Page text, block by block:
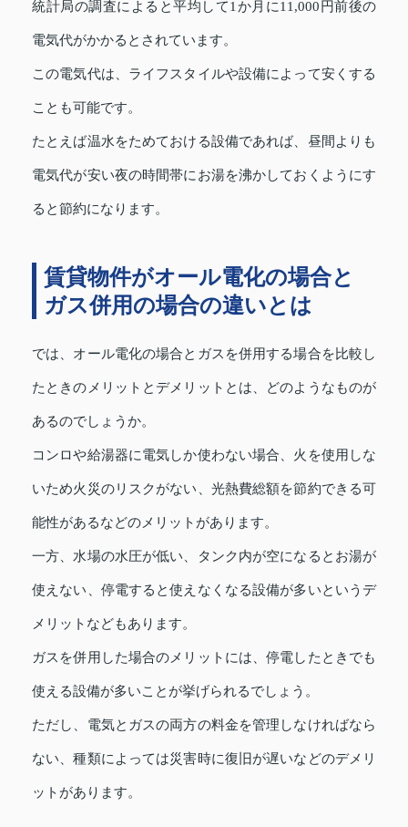
統計局の調査によると平均して1か月に11,000円前後の
電気代がかかるとされています。
この電気代は、ライフスタイルや設備によって安くする
ことも可能です。
たとえば温水をためておける設備であれば、昼間よりも
電気代が安い夜の時間帯にお湯を沸かしておくようにす
ると節約になります。
賃貸物件がオール電化の場合と
ガス併用の場合の違いとは
では、オール電化の場合とガスを併用する場合を比較し
たときのメリットとデメリットとは、どのようなものが
あるのでしょうか。
コンロや給湯器に電気しか使わない場合、火を使用しな
いため火災のリスクがない、光熱費総額を節約できる可
能性があるなどのメリットがあります。
一方、水場の水圧が低い、タンク内が空になるとお湯が
使えない、停電すると使えなくなる設備が多いというデ
メリットなどもあります。
ガスを併用した場合のメリットには、停電したときでも
使える設備が多いことが挙げられるでしょう。
ただし、電気とガスの両方の料金を管理しなければなら
ない、種類によっては災害時に復旧が遅いなどのデメリ
ットがあります。